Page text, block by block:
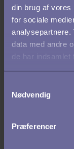
din brug af vores
for sociale
analysepartnere.
data med andre
de har indsamlet
Nødvendig
Præferencer
Fase 3:
I onboarding-
betragtes en
har en stærk
bredere
sagte og
I denne sidste